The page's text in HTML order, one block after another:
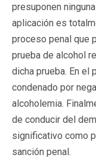
presuponen
aplicación es
proceso penal que
prueba de alcohol
dicha prueba. En el
condenado por
alcoholemia.
de conducir del
significativo como
sanción penal.